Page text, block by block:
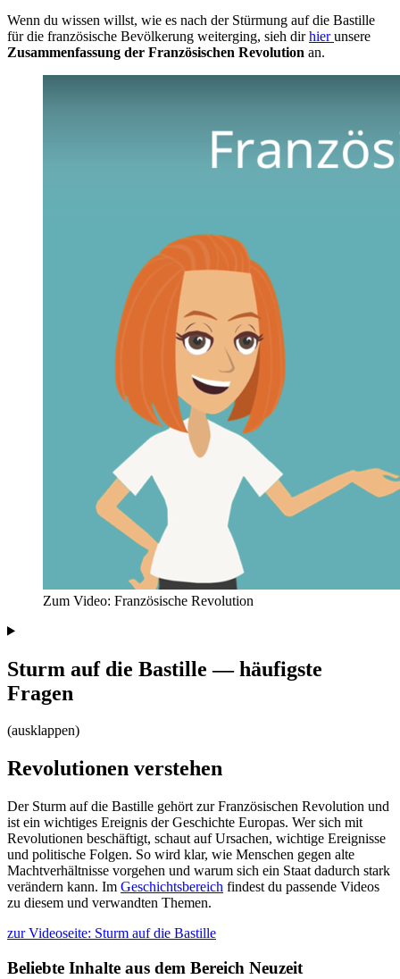
Wenn du wissen willst, wie es nach der Stürmung auf die Bastille
für die französische Bevölkerung weiterging, sieh dirhierunsere
Zusammenfassung der Französischen Revolution an.
Zum Video: Französische Revolution
Sturm auf die Bastille — häufigste
Fragen
(ausklappen)
Revolutionen verstehen
Der Sturm auf die Bastille gehört zur Französischen Revolution und
ist ein wichtiges Ereignis der Geschichte Europas. Wer sich mit
Revolutionen beschäftigt, schaut auf Ursachen, wichtige Ereignisse
und politische Folgen. So wird klar, wie Menschen gegen alte
Machtverhältnisse vorgehen und warum sich ein Staat dadurch stark
verändern kann. Im Geschichtsbereich findest du passende Videos
zu diesem und verwandten Themen.
zur Videoseite: Sturm auf die Bastille
Beliebte Inhalte aus dem Bereich Neuzeit